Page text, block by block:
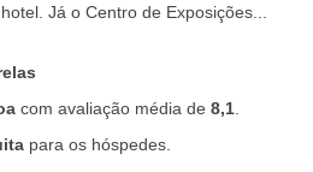
Já o Centro de Exposições...
com avaliação média de 8,1
para os hóspedes.